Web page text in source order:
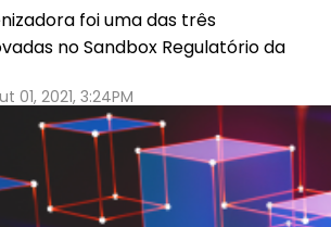
foi uma das três
no Sandbox Regulatório da
01, 2021, 3:24PM